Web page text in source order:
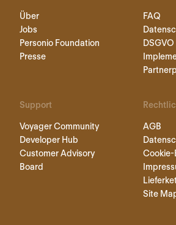
Über
Jobs
Personio Foundation
Presse
FAQ
DSGVO
Support
Voyager Community
Developer Hub
Customer Advisory
Board
AGB
Cookie-
Site